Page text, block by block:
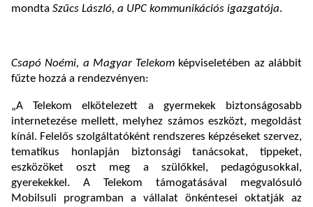
mondta Szűcs László, a UPC kommunikációs igazgatója.
Csapó Noémi, a Magyar Telekom képviseletében az alábbit
fűzte hozzá a rendezvényen:
„A Telekom elkötelezett a gyermekek biztonságosabb
internetezése mellett, melyhez számos eszközt, megoldást
kínál. Felelős szolgáltatóként rendszeres képzéseket szervez,
tematikus honlapján biztonsági tanácsokat, tippeket,
eszközöket oszt meg a szülőkkel, pedagógusokkal,
gyerekekkel. A Telekom támogatásával megvalósuló
Mobilsuli programban a vállalat önkéntesei oktatják az